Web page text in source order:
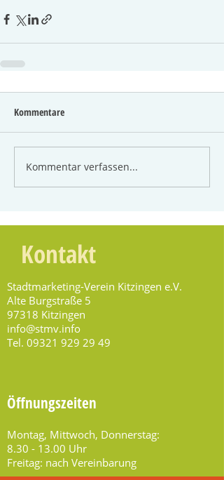
Kommentare
Kommentar verfassen...
Kontakt
Stadtmarketing-Verein Kitzingen e.V.
Alte Burgstraße 5
97318 Kitzingen
info@stmv.info
Tel. 09321 929 29 49
Öffnungszeiten
Montag, Mittwoch, Donnerstag:
8.30 - 13.00 Uhr
Freitag: nach Vereinbarung